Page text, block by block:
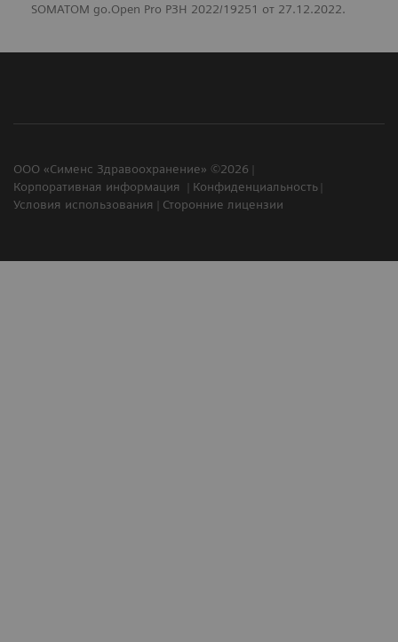
SOMATOM go.Open Pro РЗН 2022/19251 от 27.12.2022.
ООО «Сименс Здравоохранение» ©2026
Корпоративная информация
Конфиденциальность
Условия использования
Сторонние лицензии